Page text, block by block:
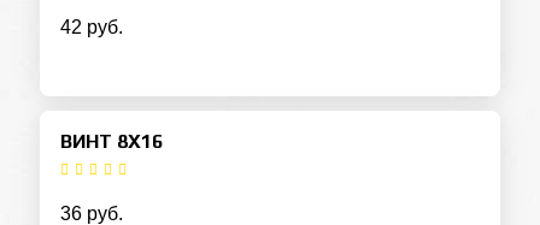
42 руб.
ВИНТ 8Х16
36 руб.